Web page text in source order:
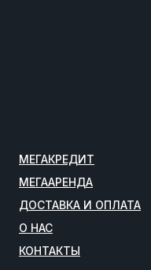
МЕГАКРЕДИТ
МЕГААРЕНДА
ДОСТАВКА И ОПЛАТА
О НАС
КОНТАКТЫ